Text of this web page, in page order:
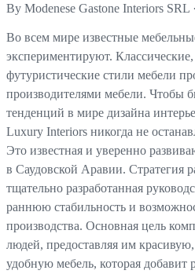
By Modenese Gastone Interiors SRL ·
Во всем мире известные
экспериментируют.
футуристические стили мебели
производителями мебели. Чтобы
тенденций в мире дизайна
Luxury Interiors никогда не
Это известная и уверенно
в Саудовской Аравии. Стратегия
тщательно разработанная
раннюю стабильность и
производства. Основная цель
людей, предоставляя им
удобную мебель, которая